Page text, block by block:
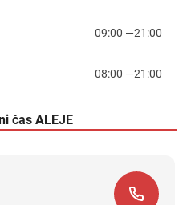
09:00 —21:00
08:00 —21:00
čas ALEJE